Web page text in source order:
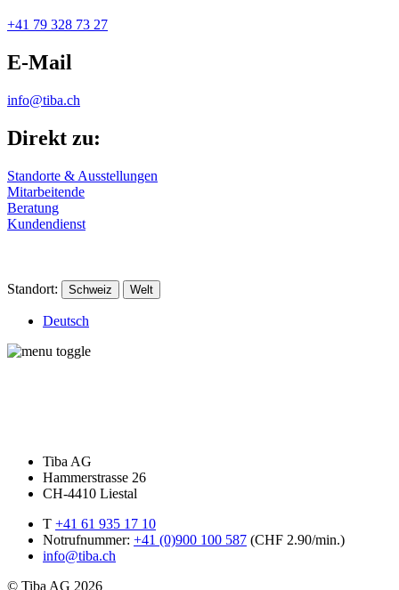
+41 79 328 73 27
E-Mail
info@tiba.ch
Direkt zu:
Standorte & Ausstellungen
Mitarbeitende
Beratung
Kundendienst
Standort: Schweiz Welt
Deutsch
Tiba AG
Hammerstrasse 26
CH-4410 Liestal
T +41 61 935 17 10
Notrufnummer: +41 (0)900 100 587 (CHF 2.90/min.)
info@tiba.ch
© Tiba AG 2026